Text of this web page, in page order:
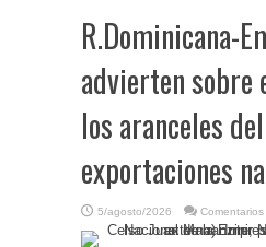
R.Dominicana-
advierten sobre
los aranceles
exportaciones
5/agosto/2026